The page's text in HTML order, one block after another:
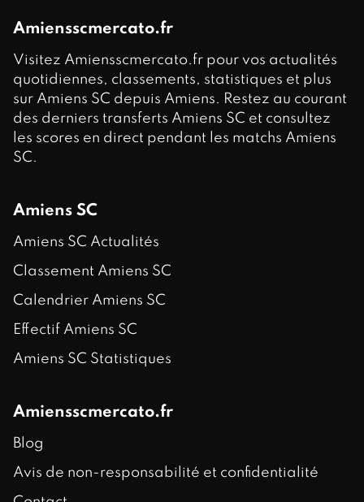
Amiensscmercato.fr
Visitez Amiensscmercato.fr pour vos actualités
quotidiennes, classements, statistiques et plus
sur Amiens SC depuis Amiens. Restez au courant
des derniers transferts Amiens SC et consultez
les scores en direct pendant les matchs Amiens
SC.
Amiens SC
Amiens SC Actualités
Classement Amiens SC
Calendrier Amiens SC
Effectif Amiens SC
Amiens SC Statistiques
Amiensscmercato.fr
Blog
Avis de non-responsabilité et confidentialité